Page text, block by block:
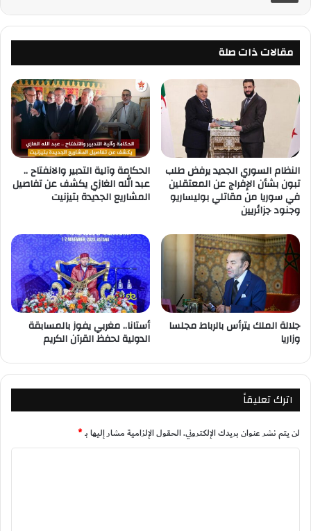
مقالات ذات صلة
النظام السوري الجديد يرفض طلب
تبون بشأن الإفراج عن المعتقلين
في سوريا من مقاتلي بوليساريو
وجنود جزائريين
الحكامة وآلية التدبير والانفتاح ..
عبد الله الغازي يكشف عن تفاصيل
المشاريع الجديدة بتيزنيت
جلالة الملك يترأس بالرباط مجلسا
وزاريا
أستانا.. مغربي يفوز بالمسابقة
الدولية لحفظ القرآن الكريم
اترك تعليقاً
لن يتم نشر عنوان بريدك الإلكتروني.الحقول الإلزامية مشار إليها بـ*